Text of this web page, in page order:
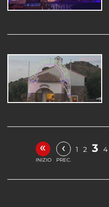
«
INIZIO
‹
PREC.
1 2 3 4